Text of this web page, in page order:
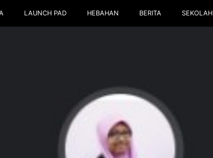
LAUNCH PAD HEBAHAN BERITA SEKOLAH